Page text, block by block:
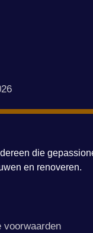
die
en renoveren.
voorwaarden